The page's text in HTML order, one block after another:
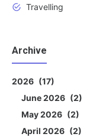
Travelling
Archive
2026
17
June 2026
2
May 2026
2
April 2026
2